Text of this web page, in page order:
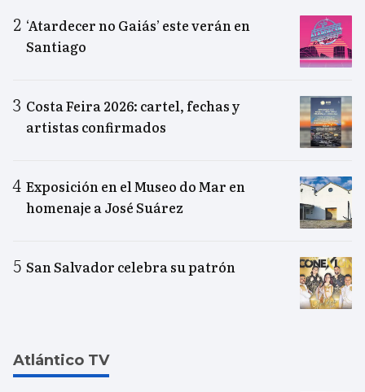
‘Atardecer no Gaiás’ este verán en
Santiago
Costa Feira 2026: cartel, fechas y
artistas confirmados
Exposición en el Museo do Mar en
homenaje a José Suárez
San Salvador celebra su patrón
Atlántico TV